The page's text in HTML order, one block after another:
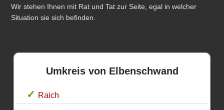
Wir stehen Ihnen mit Rat und Tat zur Seite, egal in welcher
Situation sie sich befinden.
Umkreis von Elbenschwand
Raich